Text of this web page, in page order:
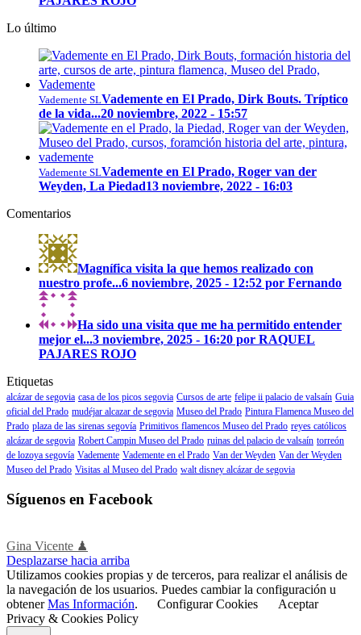
Lo último
Vademente SLVademente en El Prado, Dirk Bouts. Tríptico
de la vida...20 noviembre, 2022 - 15:57
Vademente SLVademente en El Prado, Roger van der
Weyden, La Piedad13 noviembre, 2022 - 16:03
Comentarios
Magnífica visita la que hemos realizado con
nuestro profe...6 noviembre, 2025 - 12:52 por Fernando
Ha sido una visita que me ha permitido entender
mejor el...3 noviembre, 2025 - 16:20 por RAQUEL
PAJARES ROJO
Etiquetas
alcázar de segovia casa de los picos segovia Cursos de arte felipe ii palacio de valsaín Guia
oficial del Prado mudéjar alcazar de segovia Museo del Prado Pintura Flamenca Museo del
Prado plaza de las sirenas segovía Primitivos flamencos Museo del Prado reyes católicos
alcázar de segovia Robert Campin Museo del Prado ruinas del palacio de valsaín torreón
de lozoya segovía Vademente Vademente en el Prado Van der Weyden Van der Weyden
Museo del Prado Visitas al Museo del Prado walt disney alcázar de segovia
Síguenos en Facebook
Gina Vicente ♟
Desplazarse hacia arriba
Utilizamos cookies propias y de terceros, para realizar el análisis de
la navegación de los usuarios. Puedes cambiar la configuración u
obtenerMas Información. Configurar Cookies
Aceptar
Privacy & Cookies Policy